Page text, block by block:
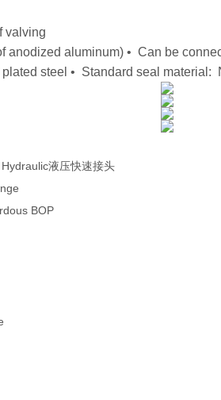
valving
anodized aluminum) • Can be
steel • Standard seal material:
液压快速接头
BOP